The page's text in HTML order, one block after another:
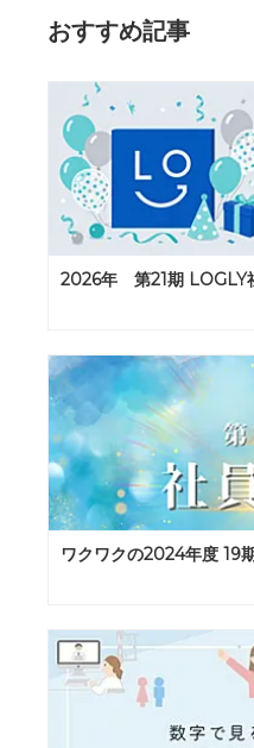
おすすめ記事
2026年 第21期 LOGLY
ワクワクの2024年度 19